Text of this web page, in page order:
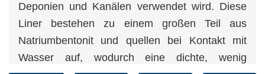
Deponien und Kanälen verwendet wird. Diese
Liner bestehen zu einem großen Teil aus
Natriumbentonit und quellen bei Kontakt mit
Wasser auf, wodurch eine dichte, wenig